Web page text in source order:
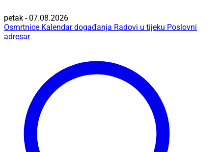
petak - 07.08.2026
Osmrtnice Kalendar događanja Radovi u tijeku Poslovni
adresar